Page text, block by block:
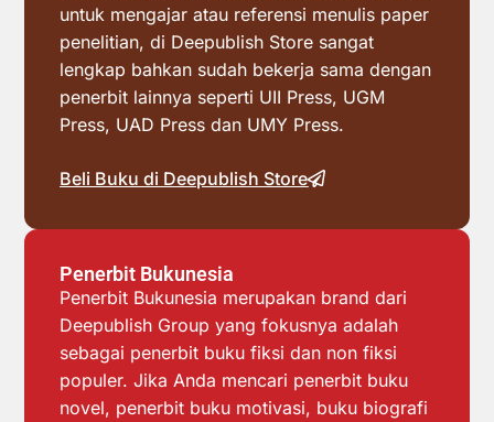
untuk mengajar atau referensi menulis paper
penelitian, di Deepublish Store sangat
lengkap bahkan sudah bekerja sama dengan
penerbit lainnya seperti UII Press, UGM
Press, UAD Press dan UMY Press.
Beli Buku di Deepublish Store
Penerbit Bukunesia
Penerbit Bukunesia merupakan brand dari
Deepublish Group yang fokusnya adalah
sebagai penerbit buku fiksi dan non fiksi
populer. Jika Anda mencari penerbit buku
novel, penerbit buku motivasi, buku biografi